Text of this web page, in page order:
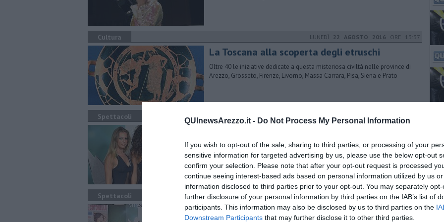
QUInewsArezzo.it - Do Not Process My Personal Information
If you wish to opt-out of the sale, sharing to third parties, or processing of your
sensitive information for targeted advertising by us, please use the below opt-out
confirm your selection. Please note that after your opt-out request is processed
continue seeing interest-based ads based on personal information utilized by us
information disclosed to third parties prior to your opt-out. You may separately
further disclosure of your personal information by third parties on the IAB’s list of
participants. This information may also be disclosed by us to third parties on the
Downstream Participants that may further disclose it to other third parties.
Cultura LUNEDÌ 22 AGOSTO 2016 ORE 13:37
La Toscana alla scoperta degli etruschi
Oltre 40 le iniziative dedicate a questa misteriosa civiltà nelle province di
Arezzo, Grosseto, Firenze, Livorno, Massa Carrara, Pisa, Siena e Prato
Spettacoli VENERDÌ28 AGOSTO 2015 ORE 07:00
2015
Le sfilate per eleggere la più bella sono in programma sabato, nella
centralissima piazza Garibaldi. Le foto di tutte le modelle
Spettacoli VENERDÌ28 AGOSTO 2015ORE 10:20
In attesa della più bella del Granducato